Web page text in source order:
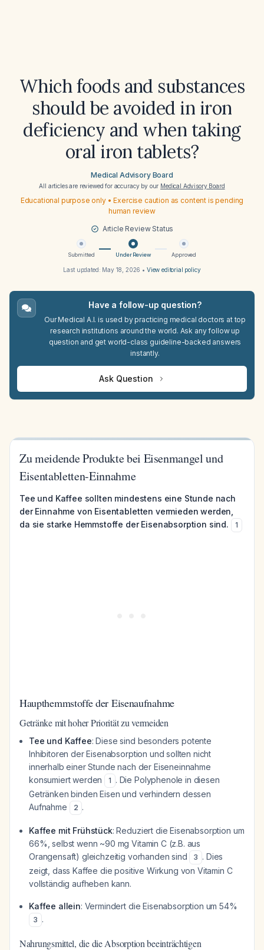
Which foods and substances
should be avoided in iron
deficiency and when taking
oral iron tablets?
Medical Advisory Board
All articles are reviewed for accuracy by our Medical Advisory Board
Educational purpose only • Exercise caution as content is pending
human review
Article Review Status
Submitted Under Review Approved
Last updated: May 18, 2026 • View editorial policy
Have a follow-up question?
Our Medical A.I. is used by practicing medical doctors at top
research institutions around the world. Ask any follow up
question and get world-class guideline-backed answers
instantly.
Ask Question
Zu meidende Produkte bei Eisenmangel und
Eisentabletten-Einnahme
Tee und Kaffee sollten mindestens eine Stunde nach
der Einnahme von Eisentabletten vermieden werden,
da sie starke Hemmstoffe der Eisenabsorption sind.
1
Haupthemmstoffe der Eisenaufnahme
Getränke mit hoher Priorität zu vermeiden
Tee und Kaffee: Diese sind besonders potente
Inhibitoren der Eisenabsorption und sollten nicht
innerhalb einer Stunde nach der Eiseneinnahme
konsumiert werden
1 . Die Polyphenole in diesen
Getränken binden Eisen und verhindern dessen
Aufnahme
2 .
Kaffee mit Frühstück: Reduziert die Eisenabsorption um
66%, selbst wenn ~90 mg Vitamin C (z.B. aus
Orangensaft) gleichzeitig vorhanden sind
3 . Dies
zeigt, dass Kaffee die positive Wirkung von Vitamin C
vollständig aufheben kann.
Kaffee allein: Vermindert die Eisenabsorption um 54%
3 .
Nahrungsmittel, die die Absorption beeinträchtigen